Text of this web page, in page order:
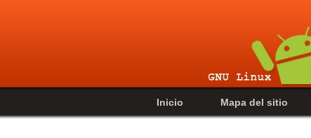
Inicio Mapa del sitio